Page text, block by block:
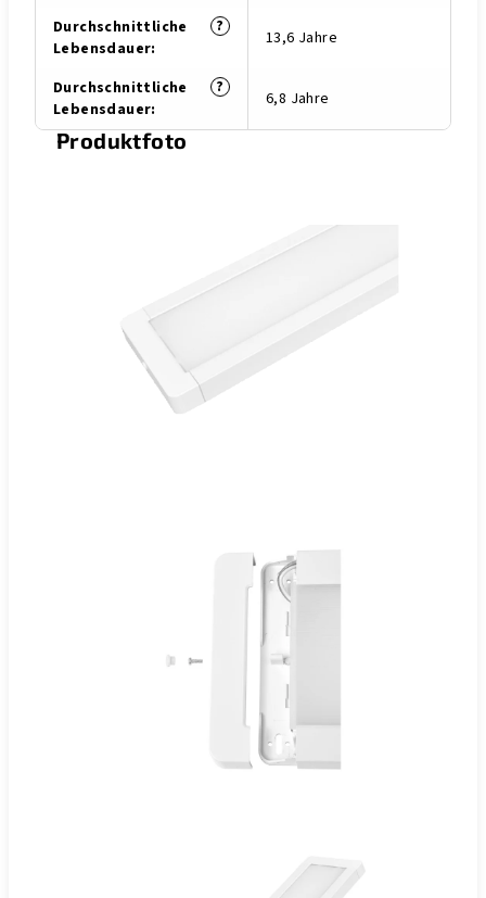
?
Durchschnittliche
Lebensdauer: 13,6 Jahre
?
Durchschnittliche
Lebensdauer: 6,8 Jahre
Produktfoto